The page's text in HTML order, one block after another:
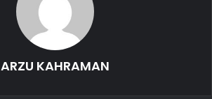
ARZU KAHRAMAN